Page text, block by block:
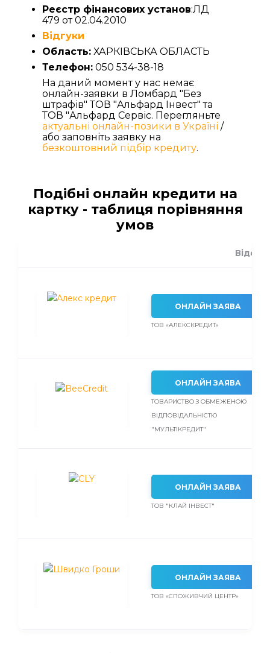
Реєстр фінансових установ:ЛД
479 от 02.04.2010
Відгуки
Область: ХАРКІВСЬКА ОБЛАСТЬ
Телефон: 050 534-38-18
На даний момент у нас немає
онлайн-заявки в Ломбард "Без
штрафів" ТОВ "Альфард Інвест" та
ТОВ "Альфард Сервіс. Перегляньте
актуальні онлайн-позики в Україні /
або заповніть заявку на
безкоштовний підбір кредиту.
Подібні онлайн кредити на
картку - таблиця порівняння
умов
ОНЛАЙН ЗАЯВА
ТОВ «АЛЕКСКРЕДИТ»
ОНЛАЙН ЗАЯВА
ТОВАРИСТВО З ОБМЕЖЕНОЮ
ВІДПОВІДАЛЬНІСТЮ
"МУЛЬТІКРЕДИТ"
ОНЛАЙН ЗАЯВА
ТОВ "КЛАЙ ІНВЕСТ"
ОНЛАЙН ЗАЯВА
ТОВ «СПОЖИВЧИЙ ЦЕНТР»